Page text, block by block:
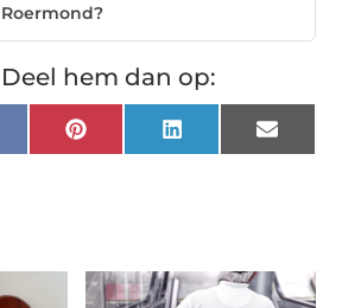
hem dan op:
Pinterest LinkedIn Email